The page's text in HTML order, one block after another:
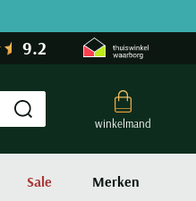
9.2
winkelmand
Submit search
Sale Merken